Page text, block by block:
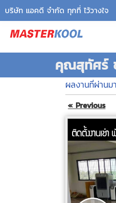
บริษัท แอคดี จำกัด ทุกที่ ไว้วางใจ
คุณสุทัศร์
ผลงานที่ผ่านมา
« Previous